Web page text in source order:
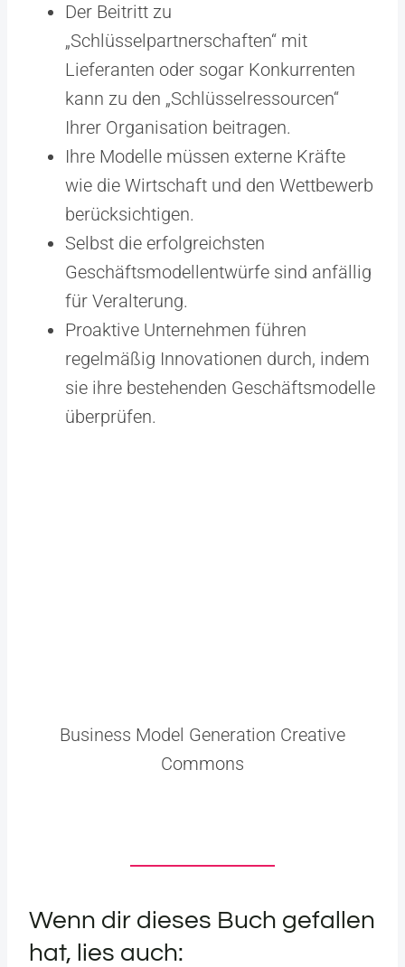
Der Beitritt zu
„Schlüsselpartnerschaften“ mit
Lieferanten oder sogar Konkurrenten
kann zu den „Schlüsselressourcen“
Ihrer Organisation beitragen.
Ihre Modelle müssen externe Kräfte
wie die Wirtschaft und den Wettbewerb
berücksichtigen.
Selbst die erfolgreichsten
Geschäftsmodellentwürfe sind anfällig
für Veralterung.
Proaktive Unternehmen führen
regelmäßig Innovationen durch, indem
sie ihre bestehenden Geschäftsmodelle
überprüfen.
Business Model Generation Creative
Commons
Wenn dir dieses Buch gefallen
hat, lies auch: